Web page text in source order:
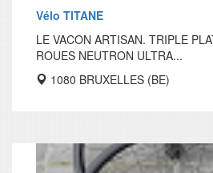
Vélo TITANE
LE VACON ARTISAN. TRIPLE
ROUES NEUTRON ULTRA...
1080 BRUXELLES (BE)